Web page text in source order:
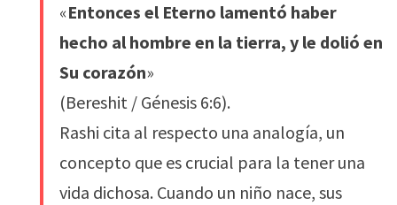
«Entonces el Eterno lamentó haber
hecho al hombre en la tierra, y le dolió en
Su corazón»
(Bereshit / Génesis 6:6).
Rashi cita al respecto una analogía, un
concepto que es crucial para la tener una
vida dichosa. Cuando un niño nace, sus